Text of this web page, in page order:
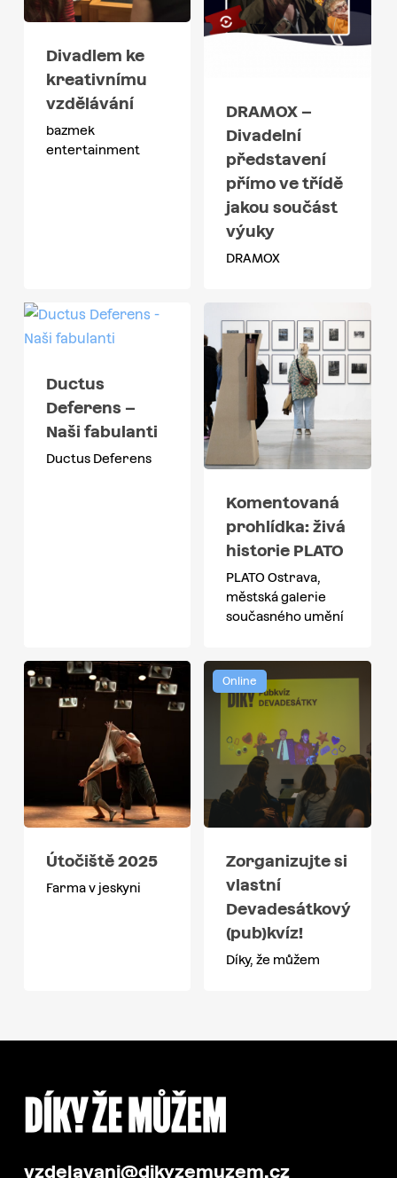
Divadlem ke
kreativnímu
vzdělávání
bazmek
entertainment
DRAMOX –
Divadelní
představení
přímo ve třídě
jakou součást
výuky
DRAMOX
Ductus
Deferens –
Naši fabulanti
Ductus Deferens
Komentovaná
prohlídka: živá
historie PLATO
PLATO Ostrava,
městská galerie
současného umění
Útočiště 2025
Farma v jeskyni
Online
Zorganizujte si
vlastní
Devadesátkový
(pub)kvíz!
Díky, že můžem
vzdelavani@dikyzemuzem.cz